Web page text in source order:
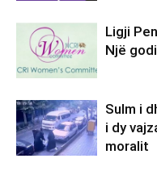
Ligji
Një
Sulm i
i dy
moralit